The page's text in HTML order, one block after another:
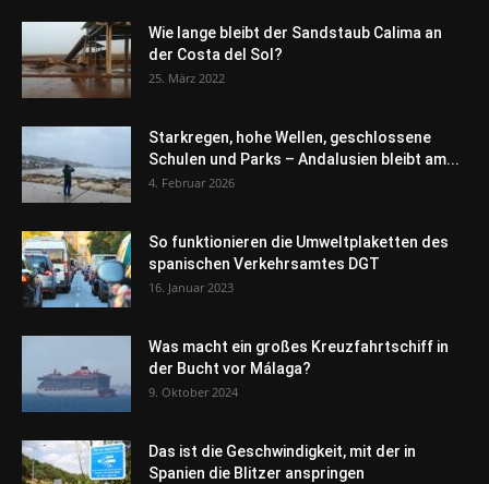
Wie lange bleibt der Sandstaub Calima an
der Costa del Sol?
25. März 2022
Starkregen, hohe Wellen, geschlossene
Schulen und Parks – Andalusien bleibt am...
4. Februar 2026
So funktionieren die Umweltplaketten des
spanischen Verkehrsamtes DGT
16. Januar 2023
Was macht ein großes Kreuzfahrtschiff in
der Bucht vor Málaga?
9. Oktober 2024
Das ist die Geschwindigkeit, mit der in
Spanien die Blitzer anspringen